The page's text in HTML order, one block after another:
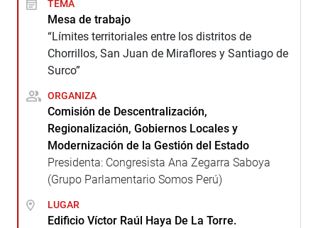
TEMA
Mesa de trabajo
“Límites territoriales entre los distritos de
Chorrillos, San Juan de Miraflores y Santiago de
Surco”
ORGANIZA
Comisión de Descentralización,
Regionalización, Gobiernos Locales y
Modernización de la Gestión del Estado
Presidenta: Congresista Ana Zegarra Saboya
(Grupo Parlamentario Somos Perú)
LUGAR
Edificio Víctor Raúl Haya De La Torre.